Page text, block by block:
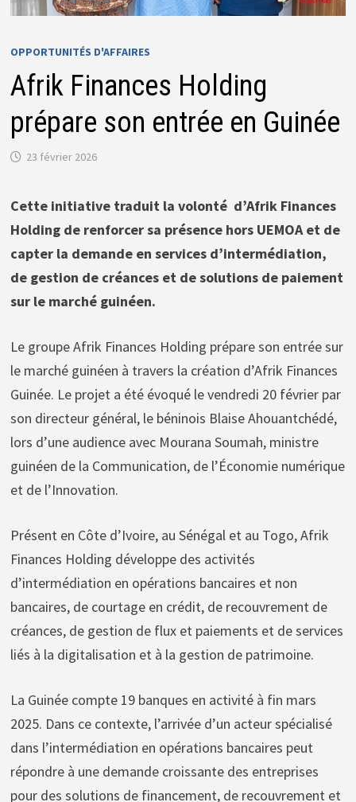
OPPORTUNITÉS D'AFFAIRES
Afrik Finances Holding
prépare son entrée en Guinée
23 février 2026
Cette initiative traduit la volonté d’Afrik Finances
Holding de renforcer sa présence hors UEMOA et de
capter la demande en services d’intermédiation,
de gestion de créances et de solutions de paiement
sur le marché guinéen.
Le groupe Afrik Finances Holding prépare son entrée sur
le marché guinéen à travers la création d’Afrik Finances
Guinée. Le projet a été évoqué le vendredi 20 février par
son directeur général, le béninois Blaise Ahouantchédé,
lors d’une audience avec Mourana Soumah, ministre
guinéen de la Communication, de l’Économie numérique
et de l’Innovation.
Présent en Côte d’Ivoire, au Sénégal et au Togo, Afrik
Finances Holding développe des activités
d’intermédiation en opérations bancaires et non
bancaires, de courtage en crédit, de recouvrement de
créances, de gestion de flux et paiements et de services
liés à la digitalisation et à la gestion de patrimoine.
La Guinée compte 19 banques en activité à fin mars
2025. Dans ce contexte, l’arrivée d’un acteur spécialisé
dans l’intermédiation en opérations bancaires peut
répondre à une demande croissante des entreprises
pour des solutions de financement, de recouvrement et